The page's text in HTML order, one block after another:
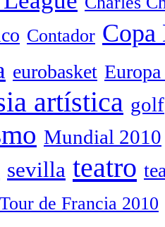
Contador Copa
eurobasket
artística golf
Mundial 2010
sevilla teatro
Tour de Francia 2010